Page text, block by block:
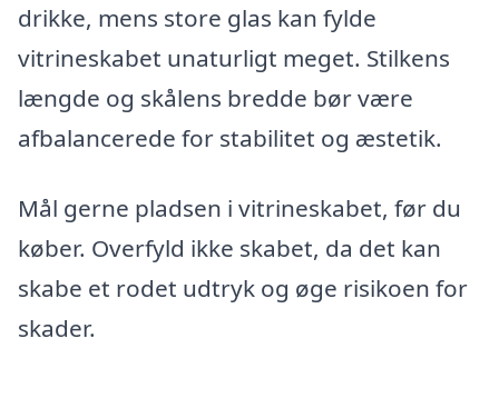
drikke, mens store glas kan fylde
vitrineskabet unaturligt meget. Stilkens
længde og skålens bredde bør være
afbalancerede for stabilitet og æstetik.
Mål gerne pladsen i vitrineskabet, før du
køber. Overfyld ikke skabet, da det kan
skabe et rodet udtryk og øge risikoen for
skader.